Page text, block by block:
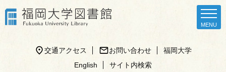
交通アクセス お問い合わせ
福岡大学
English
サイト内検索